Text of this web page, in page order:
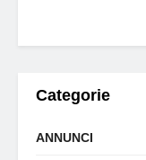
Categorie
ANNUNCI